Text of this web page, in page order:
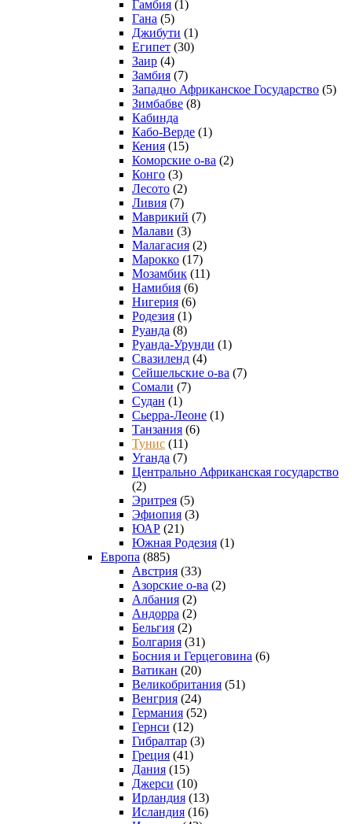
Гамбия (1)
Гана (5)
Джибути (1)
Египет (30)
Заир (4)
Замбия (7)
Западно Африканское Государство (5)
Зимбабве (8)
Кабинда
Кабо-Верде (1)
Кения (15)
Коморские о-ва (2)
Конго (3)
Лесото (2)
Ливия (7)
Маврикий (7)
Малави (3)
Малагасия (2)
Марокко (17)
Мозамбик (11)
Намибия (6)
Нигерия (6)
Родезия (1)
Руанда (8)
Руанда-Урунди (1)
Свазиленд (4)
Сейшельские о-ва (7)
Сомали (7)
Судан (1)
Сьерра-Леоне (1)
Танзания (6)
Тунис (11)
Уганда (7)
Центрально Африканская государство
(2)
Эритрея (5)
Эфиопия (3)
ЮАР (21)
Южная Родезия (1)
Европа (885)
Австрия (33)
Азорские о-ва (2)
Албания (2)
Андорра (2)
Бельгия (2)
Болгария (31)
Босния и Герцеговина (6)
Ватикан (20)
Великобритания (51)
Венгрия (24)
Германия (52)
Гернси (12)
Гибралтар (3)
Греция (41)
Дания (15)
Джерси (10)
Ирландия (13)
Исландия (16)